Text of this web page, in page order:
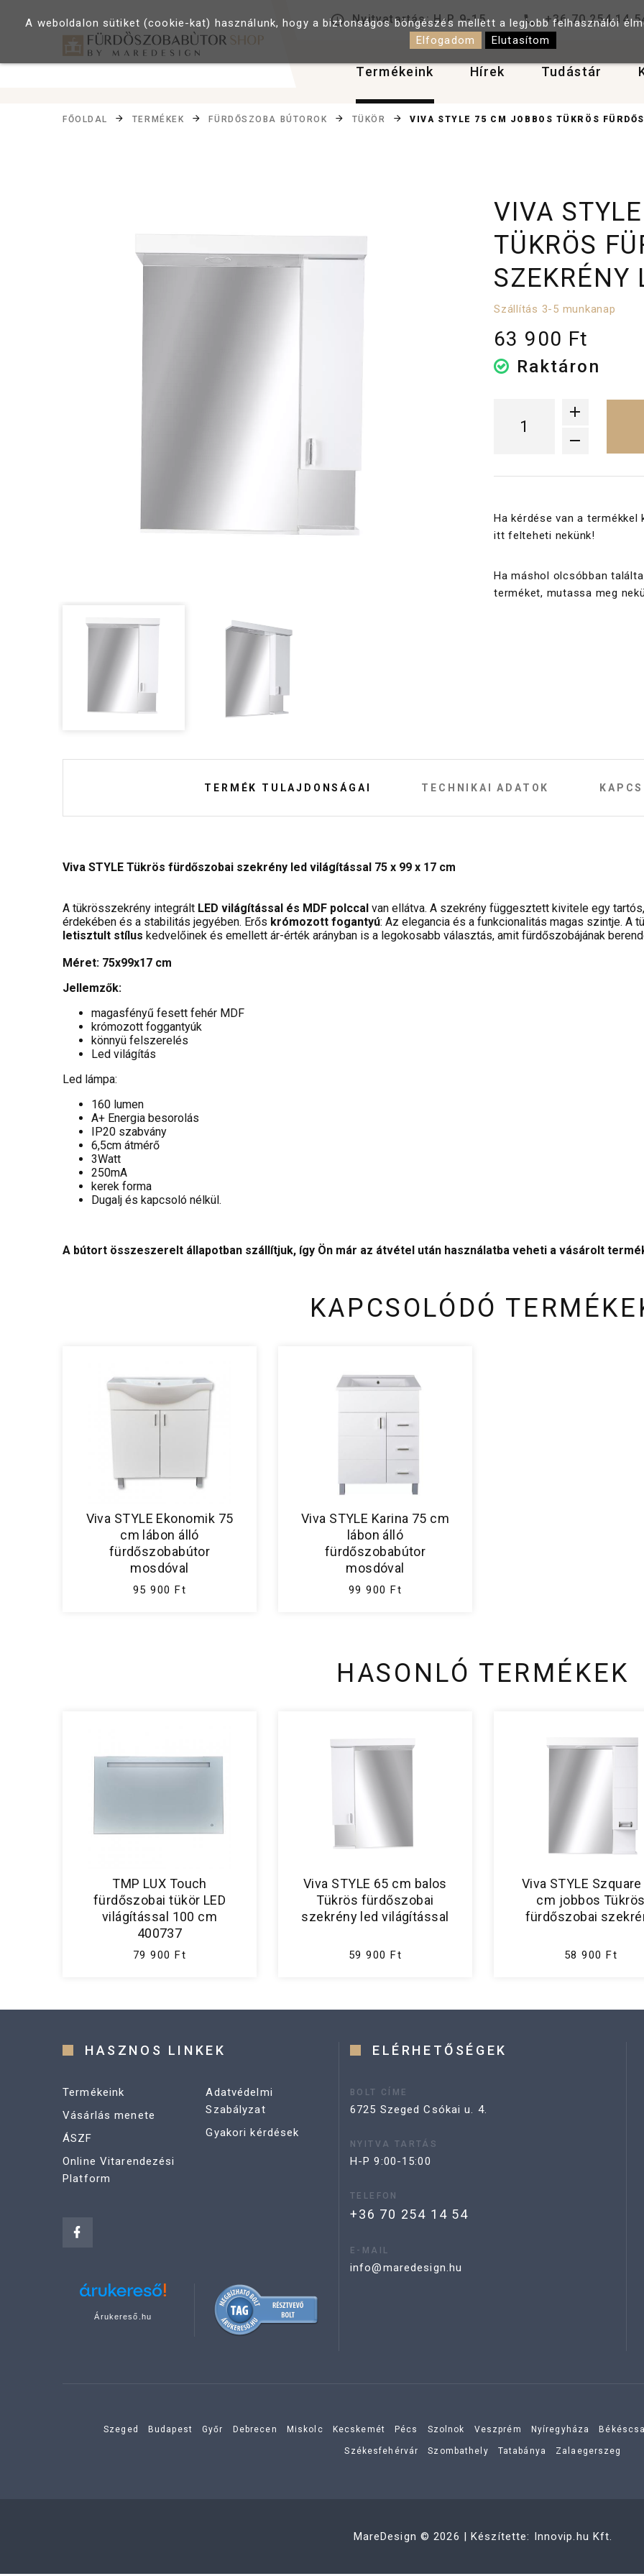
Nyitvatartás: H-P 9-15 +36 70 254 14
Termékeink Hírek Tudástár
FŐOLDAL TERMÉKEK FÜRDŐSZOBA BÚTOROK TÜKÖR VIVA STYLE 75 CM JOBBOS TÜKRÖS
VIVA
TÜKRÖS
SZEKRÉNY
Szállítás 3-5 munkanap
63 900 Ft
Raktáron
Ha kérdése van a termékkel
itt felteheti nekünk!
Ha máshol olcsóbban
terméket, mutassa meg
TERMÉK TULAJDONSÁGAI TECHNIKAI ADATOK
Viva STYLE Tükrös fürdőszobai szekrény led világítással 75 x 99 x 17 cm
A tükrösszekrény integrált LED világítással és MDF polccal van ellátva. A szekrény függesztett kivitele egy
érdekében és a stabilitás jegyében. Erős krómozott fogantyú: Az elegancia és a funkcionalitás magas szintje.
letisztult stílus kedvelőinek és emellett ár-érték arányban is a legokosabb választás, amit fürdőszobájának
Méret: 75x99x17 cm
Jellemzők:
magasfényű fesett fehér MDF
krómozott foggantyúk
könnyü felszerelés
Led világítás
Led lámpa:
160 lumen
A+ Energia besorolás
IP20 szabvány
6,5cm átmérő
3Watt
250mA
kerek forma
Dugalj és kapcsoló nélkül.
A bútort összeszerelt állapotban szállítjuk, így Ön már az átvétel után használatba veheti a vásárolt
KAPCSOLÓDÓ
Viva STYLE Ekonomik 75
cm lábon álló
fürdőszobabútor
mosdóval
95 900 Ft
Viva STYLE Karina 75 cm
lábon álló
fürdőszobabútor
mosdóval
99 900 Ft
HASONLÓ TERMÉKEK
TMP LUX Touch
fürdőszobai tükör LED
világítással 100 cm
400737
79 900 Ft
Viva STYLE 65 cm balos
Tükrös fürdőszobai
szekrény led világítással
59 900 Ft
Viva STYLE
cm jobbos
fürdőszobai
58 900 Ft
HASZNOS LINKEK
Termékeink
Vásárlás menete
ÁSZF
Online Vitarendezési
Platform
Adatvédelmi
Szabályzat
Gyakori kérdések
Árukereső.hu
ELÉRHETŐSÉGEK
BOLT CÍME
6725 Szeged Csókai u. 4.
NYITVA TARTÁS
H-P 9:00-15:00
TELEFON
+36 70 254 14 54
E-MAIL
info@maredesign.hu
Szeged Budapest Győr Debrecen Miskolc Kecskemét Pécs Szolnok Veszprém Nyíregyháza
Székesfehérvár Szombathely Tatabánya Zalaegerszeg
MareDesign ©2026 | Készítette: Innovip.hu Kft.
A weboldalon sütiket (cookie-kat) használunk, hogy a biztonságos böngészés mellett a legjobb felhasználói
Elfogadom
Elutasítom